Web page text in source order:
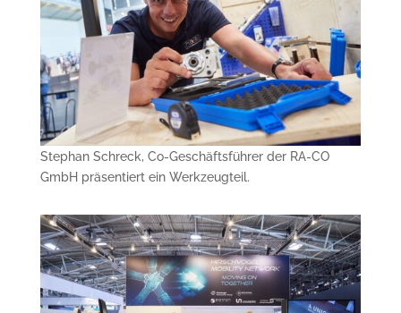
Stephan Schreck, Co-Geschäftsführer der RA-CO
GmbH präsentiert ein Werkzeugteil.